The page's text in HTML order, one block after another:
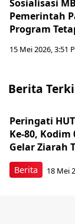
Sosialisasi
Pemerintah
Program
15 Mei 2026, 3:51
Berita
Berita
Peringati
Ke-80,
Gelar Ziarah
18 Mei